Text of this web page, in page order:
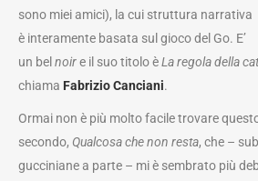
sono miei amici), la cui struttura narrativa
è interamente basata sul gioco del Go. E’
un bel noire il suo titolo èLa regola della
chiama Fabrizio Canciani.
Ormai non è più molto facile trovare
secondo, Qualcosa che non resta, che –
gucciniane a parte – mi è sembrato più